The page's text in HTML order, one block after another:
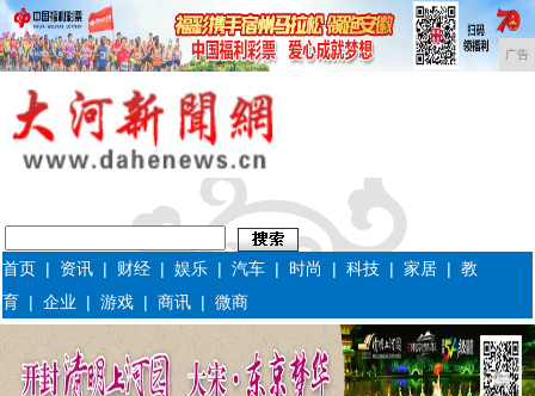
广告
首页 | 资讯 | 财经 |娱乐 |汽车 | 时尚 |科技 |家居 |教
育 |企业 |游戏 |商讯 |微商